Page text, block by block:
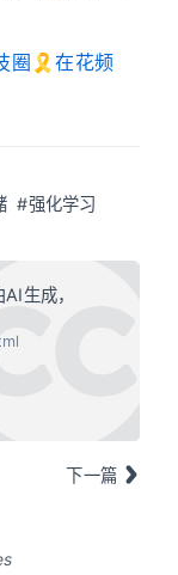
圈🎗在花频
#强化学习
生成，
下一篇